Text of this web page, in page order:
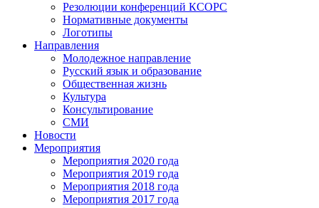
Резолюции конференций КСОРС
Нормативные документы
Логотипы
Направления
Молодежное направление
Русский язык и образование
Общественная жизнь
Культура
Консультирование
СМИ
Новости
Мероприятия
Мероприятия 2020 года
Мероприятия 2019 года
Мероприятия 2018 годa
Мероприятия 2017 года